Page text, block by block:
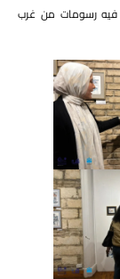
فيه رسومات من غرب